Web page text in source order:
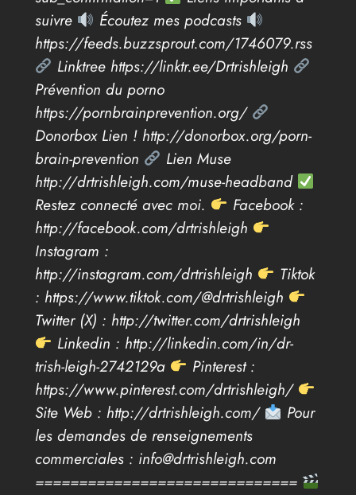
suivre
Écoutez mes podcasts
https://feeds.buzzsprout.com/1746079.rss
Linktree https://linktr.ee/Drtrishleigh
Prévention du porno
https://pornbrainprevention.org/
Donorbox Lien ! http://donorbox.org/porn-
brain-prevention
Lien Muse
http://drtrishleigh.com/muse-headband
Restez connecté avec moi.
Facebook :
http://facebook.com/drtrishleigh
Instagram :
http://instagram.com/drtrishleigh
Tiktok
: https://www.tiktok.com/@drtrishleigh
Twitter (X) : http://twitter.com/drtrishleigh
Linkedin : http://linkedin.com/in/dr-
trish-leigh-2742129a
Pinterest :
https://www.pinterest.com/drtrishleigh/
Site Web : http://drtrishleigh.com/
Pour
les demandes de renseignements
commerciales : info@drtrishleigh.com
==============================